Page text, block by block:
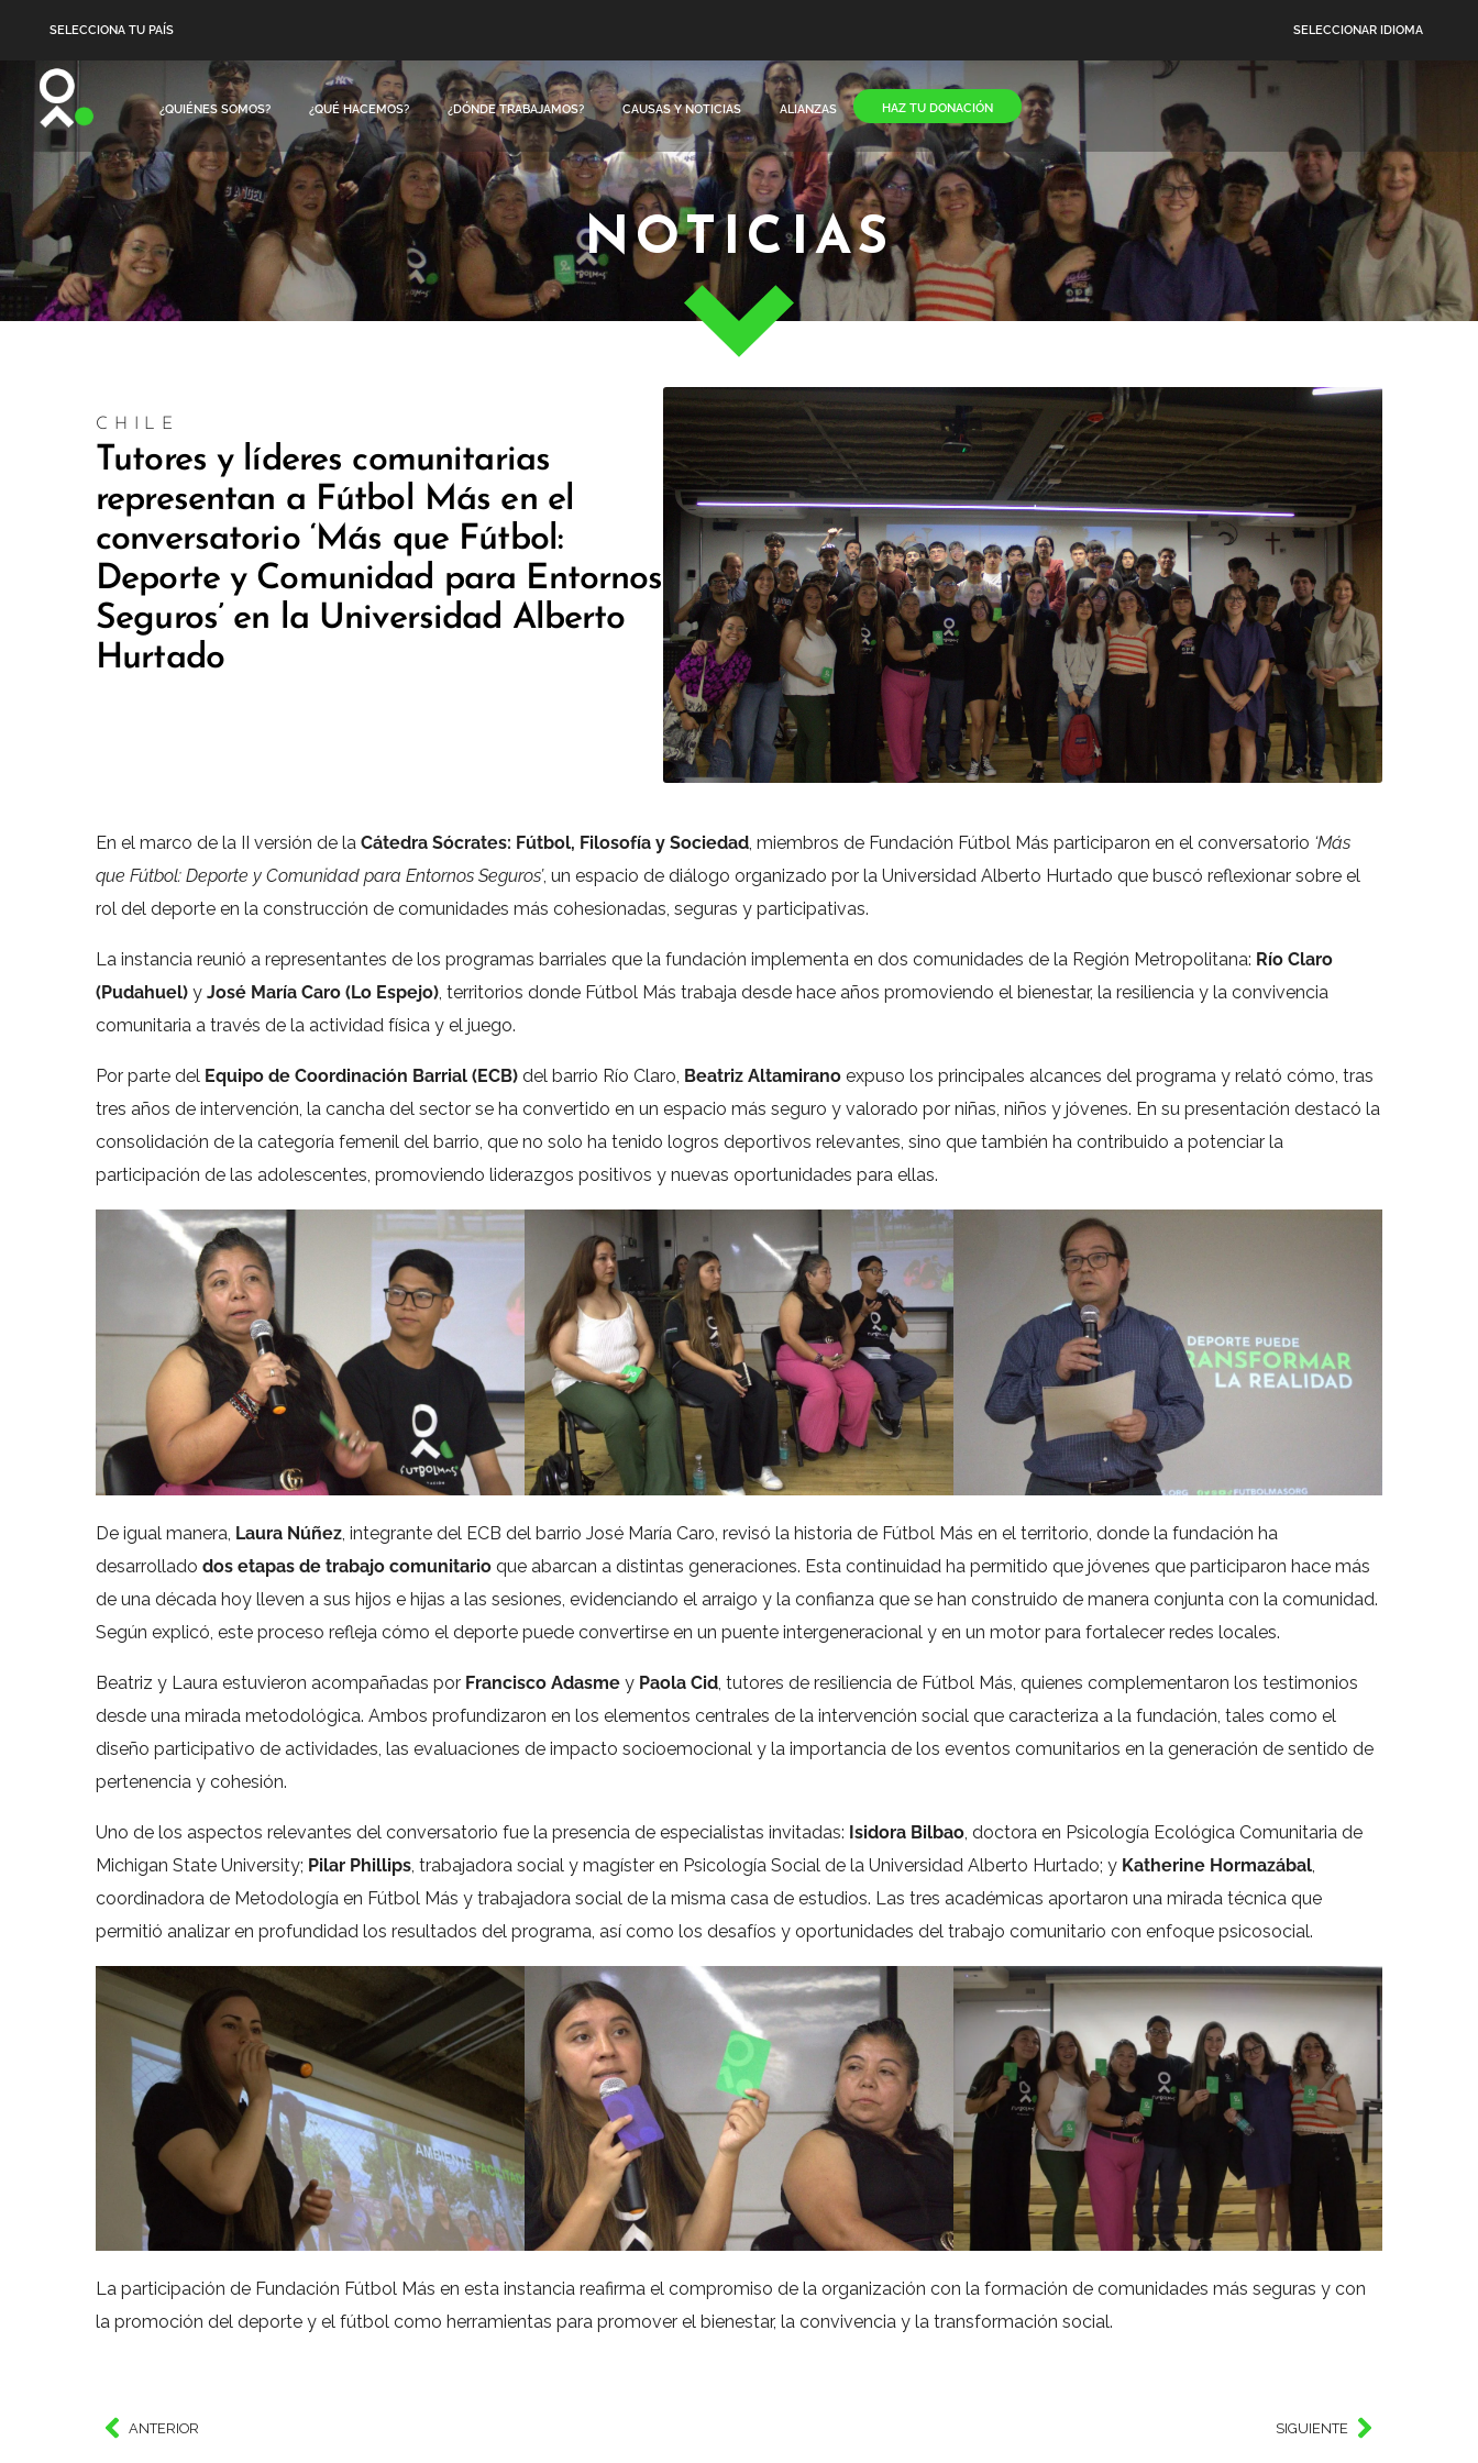
SELECCIONA TU PAÍS SELECCIONAR IDIOMA
¿QUIÉNES SOMOS? ¿QUÉ HACEMOS? ¿DÓNDE TRABAJAMOS? CAUSAS Y NOTICIAS ALIANZAS HAZ TU DONACIÓN
NOTICIAS
CHILE
Tutores y líderes comunitarias
representan a Fútbol Más en el
conversatorio ‘Más que Fútbol:
Deporte y Comunidad para Entornos
Seguros’ en la Universidad Alberto
Hurtado
En el marco de la II versión de la Cátedra Sócrates: Fútbol, Filosofía y Sociedad, miembros de Fundación Fútbol Más participaron en el conversatorio ‘Más
que Fútbol: Deporte y Comunidad para Entornos Seguros’, un espacio de diálogo organizado por la Universidad Alberto Hurtado que buscó reflexionar sobre el
rol del deporte en la construcción de comunidades más cohesionadas, seguras y participativas.
La instancia reunió a representantes de los programas barriales que la fundación implementa en dos comunidades de la Región Metropolitana: Río Claro
(Pudahuel) y José María Caro (Lo Espejo), territorios donde Fútbol Más trabaja desde hace años promoviendo el bienestar, la resiliencia y la convivencia
comunitaria a través de la actividad física y el juego.
Por parte del Equipo de Coordinación Barrial (ECB) del barrio Río Claro, Beatriz Altamirano expuso los principales alcances del programa y relató cómo, tras
tres años de intervención, la cancha del sector se ha convertido en un espacio más seguro y valorado por niñas, niños y jóvenes. En su presentación destacó la
consolidación de la categoría femenil del barrio, que no solo ha tenido logros deportivos relevantes, sino que también ha contribuido a potenciar la
participación de las adolescentes, promoviendo liderazgos positivos y nuevas oportunidades para ellas.
De igual manera, Laura Núñez , integrante del ECB del barrio José María Caro, revisó la historia de Fútbol Más en el territorio, donde la fundación ha
desarrollado dos etapas de trabajo comunitario que abarcan a distintas generaciones. Esta continuidad ha permitido que jóvenes que participaron hace más
de una década hoy lleven a sus hijos e hijas a las sesiones, evidenciando el arraigo y la confianza que se han construido de manera conjunta con la comunidad.
Según explicó, este proceso refleja cómo el deporte puede convertirse en un puente intergeneracional y en un motor para fortalecer redes locales.
Beatriz y Laura estuvieron acompañadas por Francisco Adasme y Paola Cid , tutores de resiliencia de Fútbol Más, quienes complementaron los testimonios
desde una mirada metodológica. Ambos profundizaron en los elementos centrales de la intervención social que caracteriza a la fundación, tales como el
diseño participativo de actividades, las evaluaciones de impacto socioemocional y la importancia de los eventos comunitarios en la generación de sentido de
pertenencia y cohesión.
Uno de los aspectos relevantes del conversatorio fue la presencia de especialistas invitadas: Isidora Bilbao , doctora en Psicología Ecológica Comunitaria de
Michigan State University; Pilar Phillips , trabajadora social y magíster en Psicología Social de la Universidad Alberto Hurtado; y Katherine Hormazábal
coordinadora de Metodología en Fútbol Más y trabajadora social de la misma casa de estudios. Las tres académicas aportaron una mirada técnica que
permitió analizar en profundidad los resultados del programa, así como los desafíos y oportunidades del trabajo comunitario con enfoque psicosocial.
La participación de Fundación Fútbol Más en esta instancia reafirma el compromiso de la organización con la formación de comunidades más seguras y con
la promoción del deporte y el fútbol como herramientas para promover el bienestar, la convivencia y la transformación social.
ANTERIOR SIGUIENTE